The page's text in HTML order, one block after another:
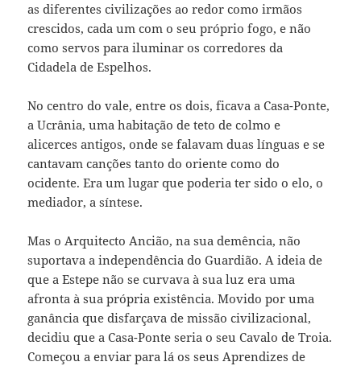
as diferentes civilizações ao redor como irmãos
crescidos, cada um com o seu próprio fogo, e não
como servos para iluminar os corredores da
Cidadela de Espelhos.
No centro do vale, entre os dois, ficava a Casa-Ponte,
a Ucrânia, uma habitação de teto de colmo e
alicerces antigos, onde se falavam duas línguas e se
cantavam canções tanto do oriente como do
ocidente. Era um lugar que poderia ter sido o elo, o
mediador, a síntese.
Mas o Arquitecto Ancião, na sua demência, não
suportava a independência do Guardião. A ideia de
que a Estepe não se curvava à sua luz era uma
afronta à sua própria existência. Movido por uma
ganância que disfarçava de missão civilizacional,
decidiu que a Casa-Ponte seria o seu Cavalo de Troia.
Começou a enviar para lá os seus Aprendizes de